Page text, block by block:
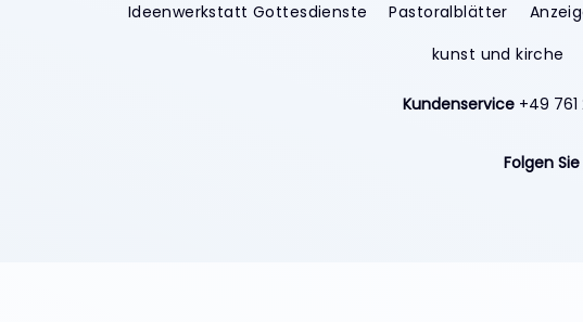
Ideenwerkstatt Gottesdienste
Pastoralblätter
kunst und kirche
Kundenservice +49 761
Folgen